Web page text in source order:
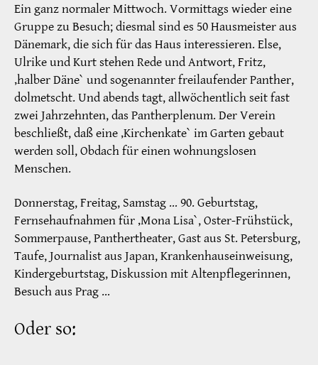
Ein ganz normaler Mittwoch. Vormittags wieder eine
Gruppe zu Besuch; diesmal sind es 50 Hausmeister aus
Dänemark, die sich für das Haus interessieren. Else,
Ulrike und Kurt stehen Rede und Antwort, Fritz,
‚halber Däne` und sogenannter freilaufender Panther,
dolmetscht. Und abends tagt, allwöchentlich seit fast
zwei Jahrzehnten, das Pantherplenum. Der Verein
beschließt, daß eine ‚Kirchenkate` im Garten gebaut
werden soll, Obdach für einen wohnungslosen
Menschen.
Donnerstag, Freitag, Samstag … 90. Geburtstag,
Fernsehaufnahmen für ‚Mona Lisa`, Oster-Frühstück,
Sommerpause, Panthertheater, Gast aus St. Petersburg,
Taufe, Journalist aus Japan, Krankenhauseinweisung,
Kindergeburtstag, Diskussion mit Altenpflegerinnen,
Besuch aus Prag …
Oder so: